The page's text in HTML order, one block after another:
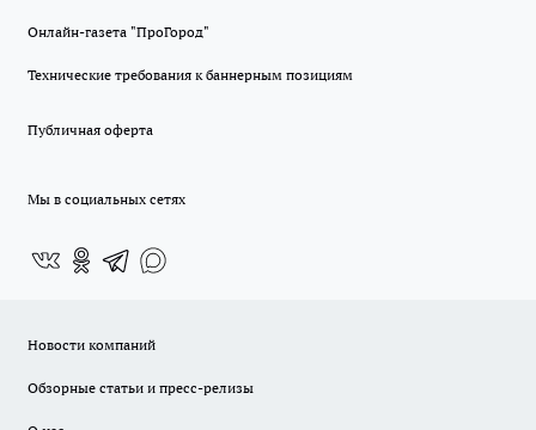
Онлайн-газета "ПроГород"
Технические требования к баннерным позициям
Публичная оферта
Мы в социальных сетях
Новости компаний
Обзорные статьи и пресс-релизы